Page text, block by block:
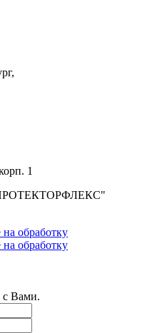
1
на обработку
на обработку
с Вами.